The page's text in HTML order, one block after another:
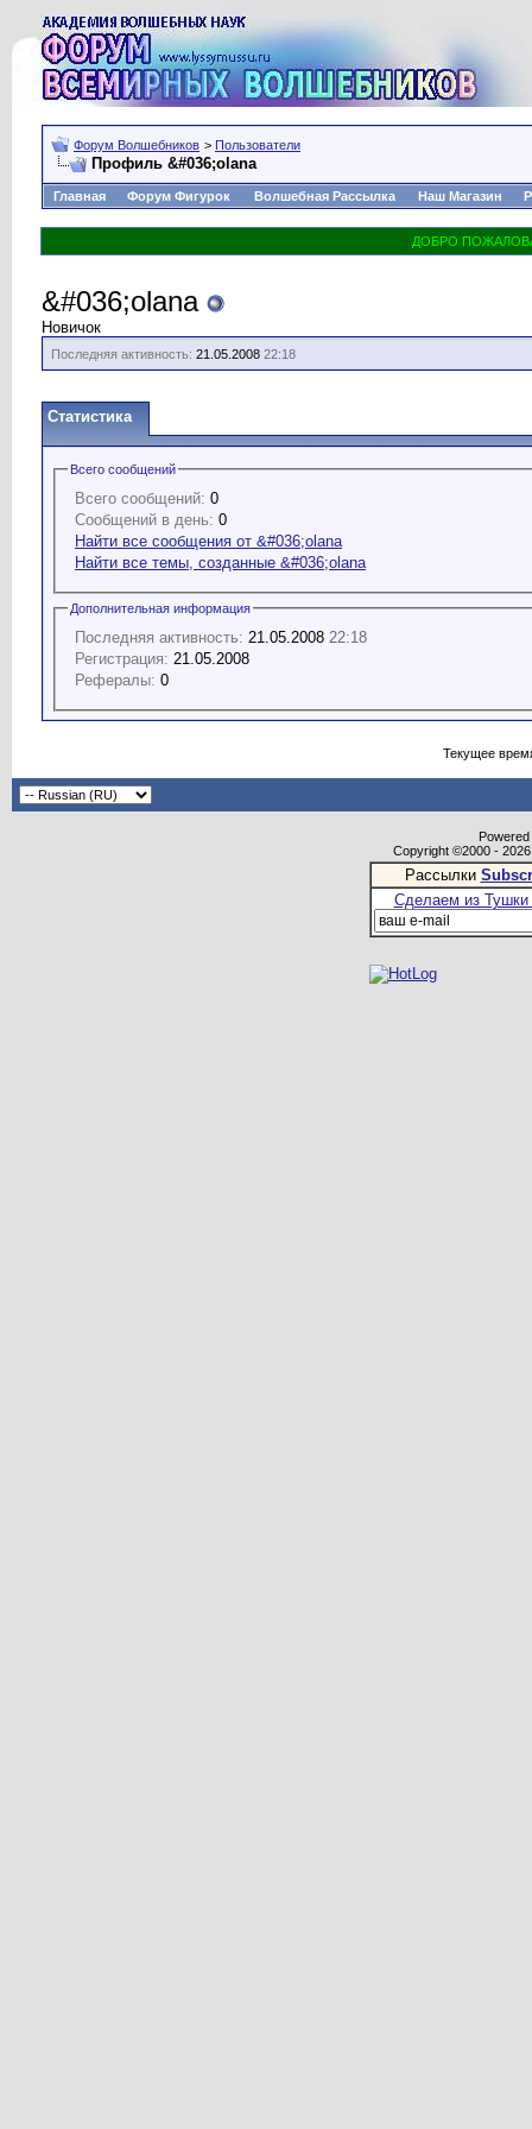
Форум Волшебников > Пользователи
Профиль &#036;olana
Главная Форум Фигурок Волшебная Рассылка Наш Магазин
&#036;olana
Новичок
Последняя активность: 21.05.2008 22:18
Статистика
Всего сообщений
Всего сообщений: 0
Сообщений в день: 0
Найти все сообщения от &#036;olana
Найти все темы, созданные &#036;olana
Дополнительная информация
Последняя активность: 21.05.2008 22:18
Регистрация: 21.05.2008
Рефералы: 0
Текущее
Copyright ©2000 -
Рассылки
Сделаем из Тушки